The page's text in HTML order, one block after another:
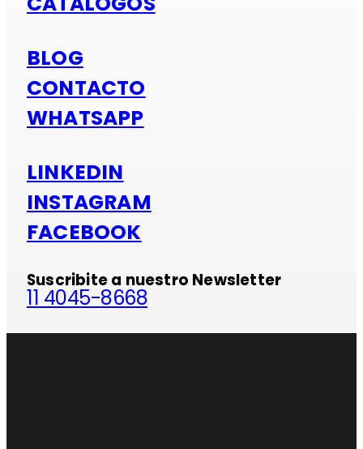
BLOG
CONTACTO
WHATSAPP
LINKEDIN
INSTAGRAM
FACEBOOK
Suscribite a nuestro Newsletter
11 4045-8668